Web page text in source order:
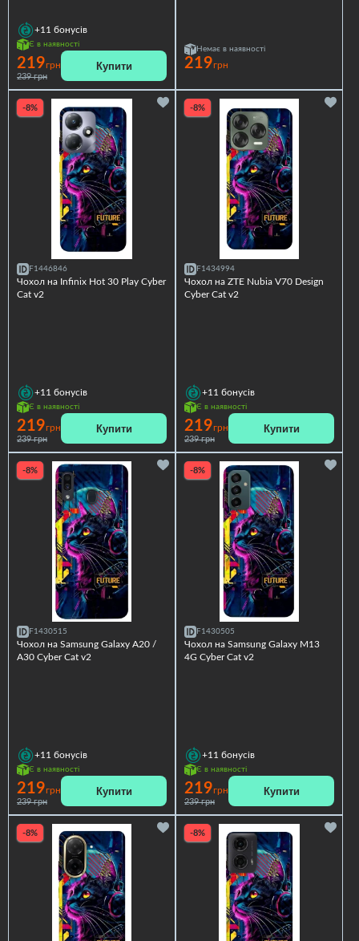
+11 бонусів
Є в наявності
219грн
239 грн
Купити
Немає в наявності
219грн
-8%
F1446846
Чохол на Infinix Hot 30 Play Cyber
Cat v2
+11 бонусів
Є в наявності
219грн
239 грн
Купити
-8%
F1434994
Чохол на ZTE Nubia V70 Design
Cyber Cat v2
+11 бонусів
Є в наявності
219грн
239 грн
Купити
-8%
F1430515
Чохол на Samsung Galaxy A20 /
A30 Cyber Cat v2
+11 бонусів
Є в наявності
219грн
239 грн
Купити
-8%
F1430505
Чохол на Samsung Galaxy M13
4G Cyber Cat v2
+11 бонусів
Є в наявності
219грн
239 грн
Купити
-8% -8%